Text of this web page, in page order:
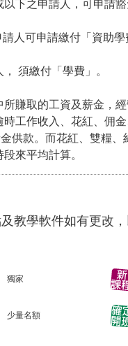
下之申請人，可申請
人可申請繳付「資助學
須繳付「學費」。
賺取的工資及薪金，
工作收入、花紅、佣
供款。而花紅、雙糧、
來平均計算。
教學軟件如有更改
獨家
少量名額